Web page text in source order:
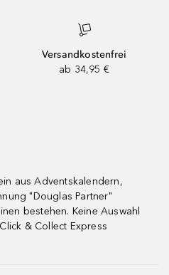
Versandkostenfrei
ab 34,95 €
aus Adventskalendern,
"Douglas Partner"
bestehen. Keine Auswahl
& Collect Express